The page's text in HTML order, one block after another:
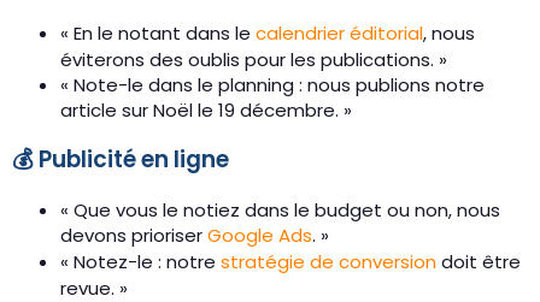
« En le notant dans le calendrier éditorial, nous
éviterons des oublis pour les publications. »
« Note-le dans le planning : nous publions notre
article sur Noël le 19 décembre. »
💰 Publicité en ligne
« Que vous le notiez dans le budget ou non, nous
devons prioriserGoogle Ads. »
« Notez-le : notre stratégie de conversiondoit être
revue. »